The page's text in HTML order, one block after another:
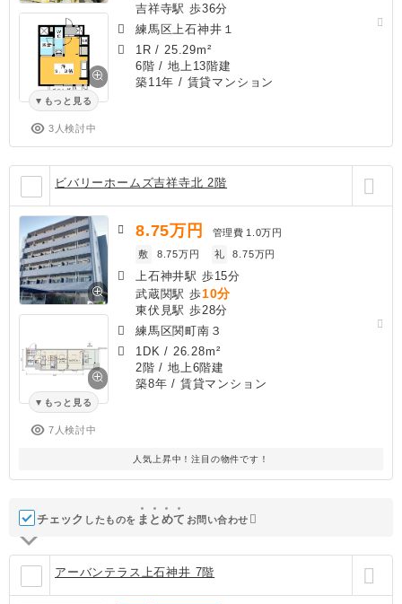
もっと見る
3人検討中
吉祥寺駅 歩36分
練馬区上石神井１
1R / 25.29m²
6階 / 地上13階建
築11年 / 賃貸マンション
ビバリーホームズ吉祥寺北 2階
もっと見る
7人検討中
8.75万円 管理費 1.0万円
敷
8.75万円 礼 8.75万円
上石神井駅 歩15分
武蔵関駅 歩10分
東伏見駅 歩28分
練馬区関町南３
1DK / 26.28m²
2階 / 地上6階建
築8年 / 賃貸マンション
人気上昇中！注目の物件です！
チェック したものを ま と めて お問い合わせ
アーバンテラス上石神井 7階